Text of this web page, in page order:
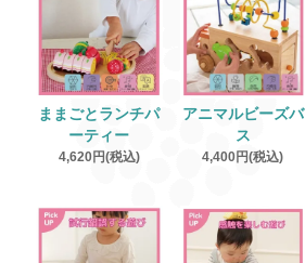
ままごとランチパ
ーティー
4,620円(税込)
アニマルビーズバ
ス
4,400円(税込)